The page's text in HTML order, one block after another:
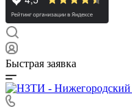
Быстрая заявка